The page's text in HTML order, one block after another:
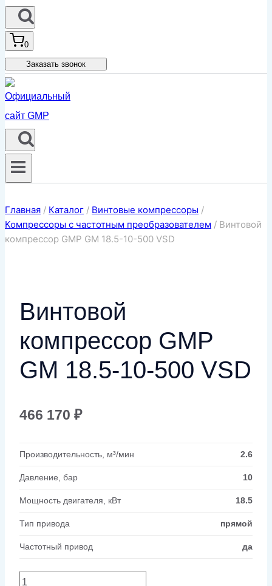
0
Заказать звонок
Главная / Каталог / Винтовые компрессоры /
Компрессоры с частотным преобразователем / Винтовой
компрессор GMP GM 18.5-10-500 VSD
Винтовой
компрессор GMP
GM 18.5-10-500 VSD
466 170 ₽
Производительность, м³/мин 2.6
Давление, бар 10
Мощность двигателя, кВт 18.5
Тип привода прямой
Частотный привод да
Количество